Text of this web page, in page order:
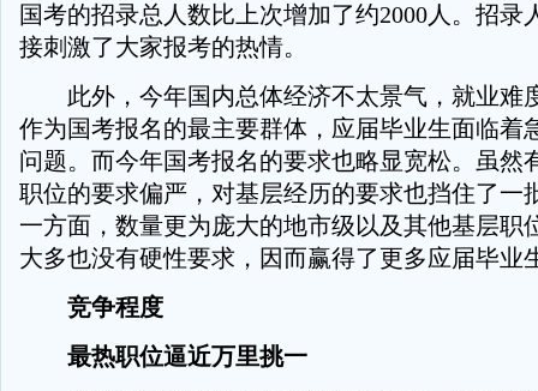
国考的招录总人数比上次增加了约2000人。招录
接刺激了大家报考的热情。
此外，今年国内总体经济不太景气，就业难
作为国考报名的最主要群体，应届毕业生面临着
问题。而今年国考报名的要求也略显宽松。虽然
职位的要求偏严，对基层经历的要求也挡住了一
一方面，数量更为庞大的地市级以及其他基层职
大多也没有硬性要求，因而赢得了更多应届毕业
竞争程度
最热职位逼近万里挑一